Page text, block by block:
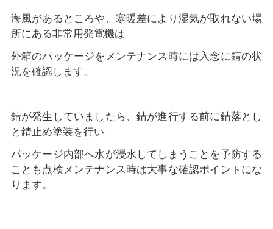
海風があるところや、寒暖差により湿気が取れない場
所にある非常用発電機は
外箱のパッケージをメンテナンス時には入念に錆の状
況を確認します。
錆が発生していましたら、錆が進行する前に錆落とし
と錆止め塗装を行い
パッケージ内部へ水が浸水してしまうことを予防する
ことも点検メンテナンス時は大事な確認ポイントにな
ります。